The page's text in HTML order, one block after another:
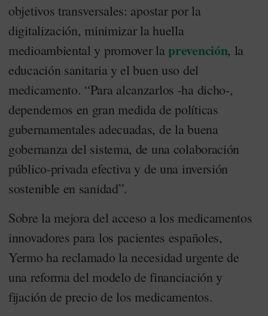
objetivos transversales: apostar por la
digitalización, minimizar la huella
medioambiental y promover laprevención, la
educación sanitaria y el buen uso del
medicamento. “Para alcanzarlos -ha dicho-,
dependemos en gran medida de políticas
gubernamentales adecuadas, de la buena
gobernanza del sistema, de una colaboración
público-privada efectiva y de una inversión
sostenible en sanidad”.
Sobre la mejora del acceso a los medicamentos
innovadores para los pacientes españoles,
Yermo ha reclamado la necesidad urgente de
una reforma del modelo de financiación y
fijación de precio de los medicamentos.